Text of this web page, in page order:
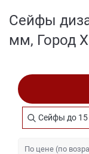
Сейфы
мм, Город
Сейфы до 15